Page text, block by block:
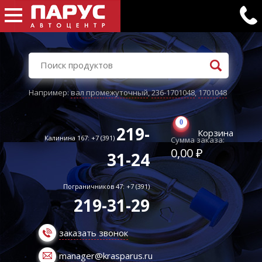
Например:вал промежуточный,236-1701048,1701048
Калинина 167: +7 (391) 219-
31-24
Пограничников 47: +7 (391)
219-31-29
заказать звонок
manager@krasparus.ru
0
Корзина
Сумма заказа:
0,00 ₽